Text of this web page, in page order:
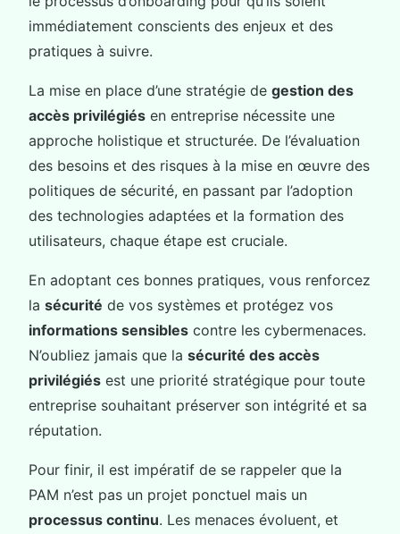
immédiatement conscients des enjeux et des
pratiques à suivre.
La mise en place d’une stratégie de gestion des
accès privilégiés en entreprise nécessite une
approche holistique et structurée. De l’évaluation
des besoins et des risques à la mise en œuvre des
politiques de sécurité, en passant par l’adoption
des technologies adaptées et la formation des
utilisateurs, chaque étape est cruciale.
En adoptant ces bonnes pratiques, vous renforcez
la sécurité de vos systèmes et protégez vos
informations sensibles contre les cybermenaces.
N’oubliez jamais que la sécurité des accès
privilégiés est une priorité stratégique pour toute
entreprise souhaitant préserver son intégrité et sa
réputation.
Pour finir, il est impératif de se rappeler que la
PAM n’est pas un projet ponctuel mais un
processus continu. Les menaces évoluent, et